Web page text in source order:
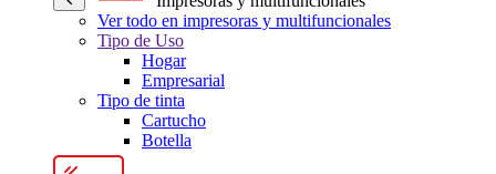
Ver todo en impresoras y multifuncionales
Tipo de Uso
Hogar
Empresarial
Tipo de tinta
Cartucho
Botella